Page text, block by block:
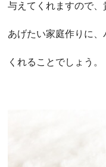
与えてくれますので
あげたい家庭作りに
くれることでしょう。